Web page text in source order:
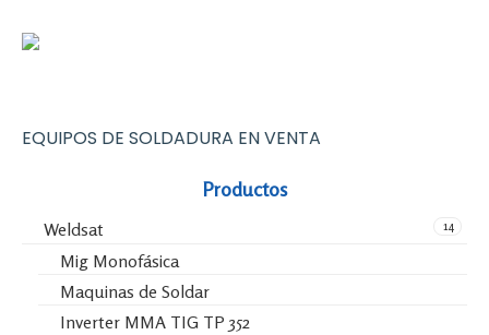
EQUIPOS DE SOLDADURA EN VENTA
Productos
14
Weldsat
Mig Monofásica
Maquinas de Soldar
Inverter MMA TIG TP 352